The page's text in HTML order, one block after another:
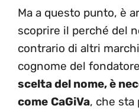
Ma a questo punto, è
scoprire il perché del
contrario di altri
cognome del
scelta del nome, è
come CaGiVa, che sta